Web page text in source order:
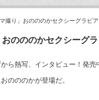
撮り」おのののかセクシーグラビア
のののかセクシーグ
ら熱写、インタビュー！発
のののかが登場だ。